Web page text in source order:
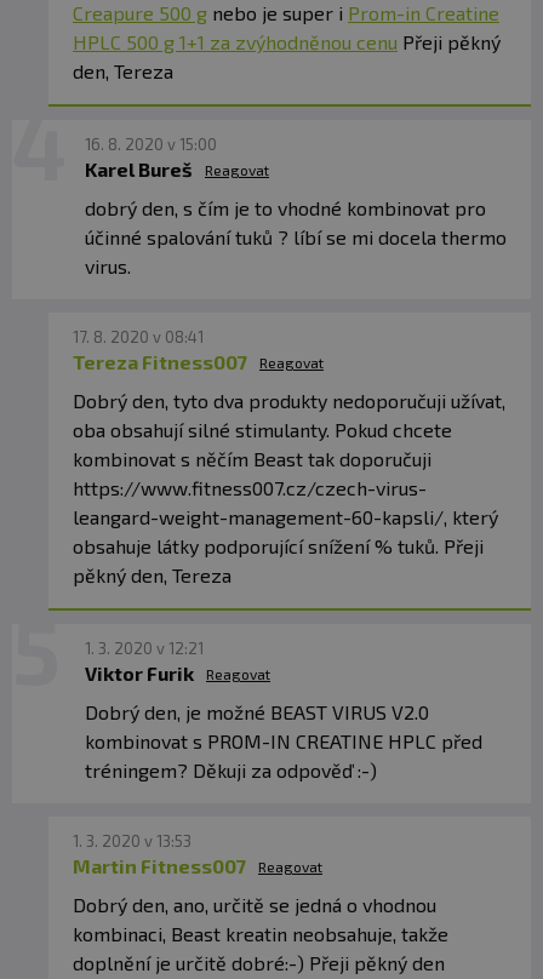
Creapure 500 g nebo je super i Prom-in Creatine
HPLC 500 g 1+1 za zvýhodněnou cenu Přeji pěkný
den, Tereza
16. 8. 2020 v 15:00
Karel Bureš Reagovat
dobrý den, s čím je to vhodné kombinovat pro
účinné spalování tuků ? líbí se mi docela thermo
virus.
17. 8. 2020 v 08:41
Tereza Fitness007 Reagovat
Dobrý den, tyto dva produkty nedoporučuji užívat,
oba obsahují silné stimulanty. Pokud chcete
kombinovat s něčím Beast tak doporučuji
https://www.fitness007.cz/czech-virus-
leangard-weight-management-60-kapsli/, který
obsahuje látky podporující snížení % tuků. Přeji
pěkný den, Tereza
1. 3. 2020 v 12:21
Viktor Furik Reagovat
Dobrý den, je možné BEAST VIRUS V2.0
kombinovat s PROM-IN CREATINE HPLC před
tréningem? Děkuji za odpověď :-)
1. 3. 2020 v 13:53
Martin Fitness007 Reagovat
Dobrý den, ano, určitě se jedná o vhodnou
kombinaci, Beast kreatin neobsahuje, takže
doplnění je určitě dobré:-) Přeji pěkný den